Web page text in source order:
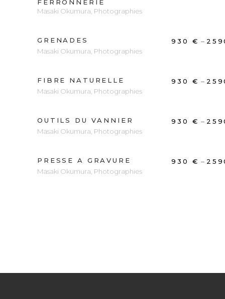
FERRONNERIE
Masaki Okumura Photographies
GRENADES 930 € –
Masaki Okumura Photographies
DÉCOUVRIR
FIBRE NATURELLE 930 € –
Masaki Okumura Photographies
DÉCOUVRIR
OUTILS DU VANNIER 930 € –
Masaki Okumura, Photographies
DÉCOUVRIR
PRESSE A GRAVURE 930 € –
Masaki Okumura, Photographies